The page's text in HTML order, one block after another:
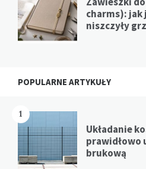
charms): jak
niszczyły
POPULARNE ARTYKUŁY
1
Układanie
prawidłowo
brukową